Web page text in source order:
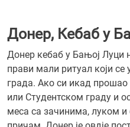
Донер, Кебаб у
Донер кебаб у Бањој Луци
прави мали ритуал који
града. Ако си икад прошао
или Студентском граду и
меса са зачинима, луком